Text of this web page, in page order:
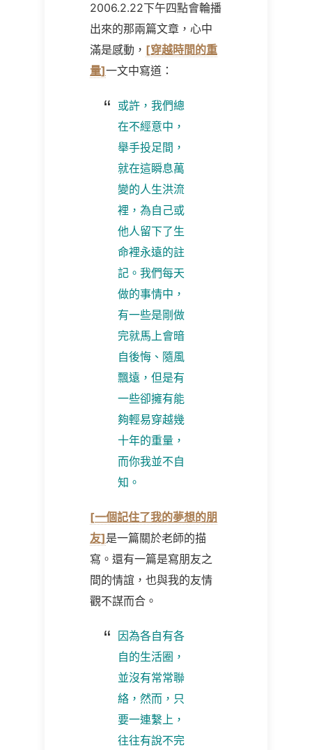
2006.2.22下午四點會輪播
出來的那兩篇文章，心中
滿是感動， [穿越時間的重
量]一文中寫道：
或許，我們總
在不經意中，
舉手投足間，
就在這瞬息萬
變的人生洪流
裡，為自己或
他人留下了生
命裡永遠的註
記。我們每天
做的事情中，
有一些是剛做
完就馬上會暗
自後悔、隨風
飄遠，但是有
一些卻擁有能
夠輕易穿越幾
十年的重量，
而你我並不自
知。
[一個記住了我的夢想的朋
友]是一篇關於老師的描
寫。還有一篇是寫朋友之
間的情誼，也與我的友情
觀不謀而合。
因為各自有各
自的生活圈，
並沒有常常聯
絡，然而，只
要一連繫上，
往往有說不完